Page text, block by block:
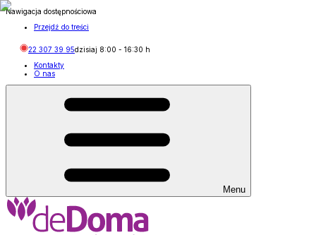
Nawigacja dostępnościowa
Przejdź do treści
22 307 39 95dzisiaj 8:00 - 16:30 h
Kontakty
O nas
Menu